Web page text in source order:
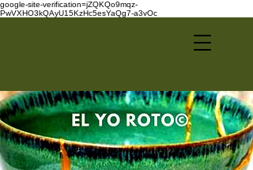
google-site-verification=jZQKQo9mqz-
PwVXHO3kQAyU15KzHc5esYaQg7-a3vOc